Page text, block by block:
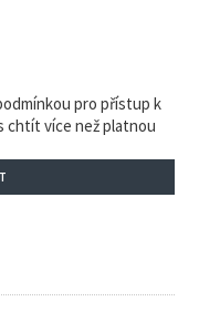
pro přístup k
chtít více než platnou